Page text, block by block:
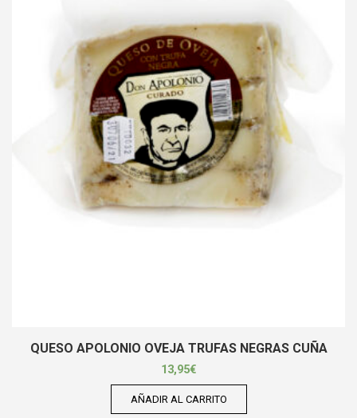
QUESO APOLONIO OVEJA TRUFAS NEGRAS CUÑA
13,95€
AÑADIR AL CARRITO